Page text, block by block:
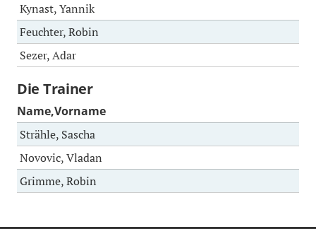
Kynast, Yannik
Feuchter, Robin
Sezer, Adar
Die Trainer
Name,Vorname
Strähle, Sascha
Novovic, Vladan
Grimme, Robin